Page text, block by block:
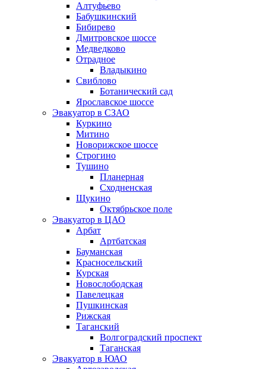
Алтуфьево
Бабушкинский
Бибирево
Дмитровское шоссе
Медведково
Отрадное
Владыкино
Свиблово
Ботанический сад
Ярославское шоссе
Эвакуатор в СЗАО
Куркино
Митино
Новорижское шоссе
Строгино
Тушино
Планерная
Сходненская
Щукино
Октябрьское поле
Эвакуатор в ЦАО
Арбат
Артбатская
Бауманская
Красносельский
Курская
Новослободская
Павелецкая
Пушкинская
Рижская
Таганский
Волгоградский проспект
Таганская
Эвакуатор в ЮАО